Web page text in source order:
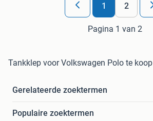
1 2
Pagina 1 van 2
Tankklep voor Volkswagen Polo te koop
Gerelateerde zoektermen
Populaire zoektermen